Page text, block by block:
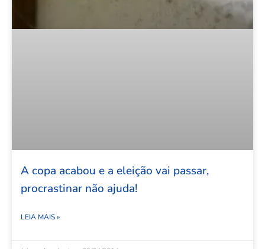
A copa acabou e a eleição vai passar,
procrastinar não ajuda!
LEIA MAIS »